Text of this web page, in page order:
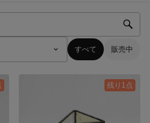
すべて 販売中
残り1点